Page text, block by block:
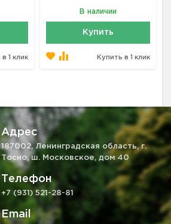
1 клик
В наличии
Купить
Купить в 1 клик
Адрес
187002, Ленинградская область, г.
Тосно, ш. Московское, дом 40
Телефон
+7 (931) 521-28-81
Email